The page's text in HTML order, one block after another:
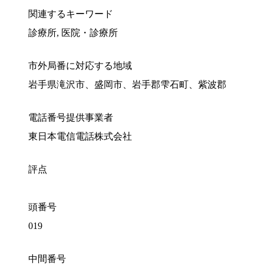
関連するキーワード
診療所, 医院・診療所
市外局番に対応する地域
岩手県滝沢市、盛岡市、岩手郡雫石町、紫波郡
電話番号提供事業者
東日本電信電話株式会社
評点
頭番号
019
中間番号